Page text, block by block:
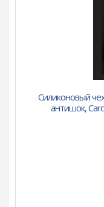
Силиконовый
антишок,